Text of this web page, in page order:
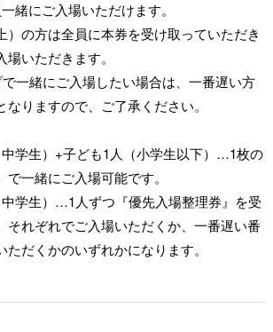
緒にご入場いただけます。
）の方は全員に本券を受け取っていただき
いただきます。
一緒にご入場したい場合は、一番遅い方
りますので、ご了承ください。
学生）+子ども1人（小学生以下）…1枚の
で一緒にご入場可能です。
学生）…1人ずつ『優先入場整理券』を受
それぞれでご入場いただくか、一番遅い番
だくかのいずれかになります。